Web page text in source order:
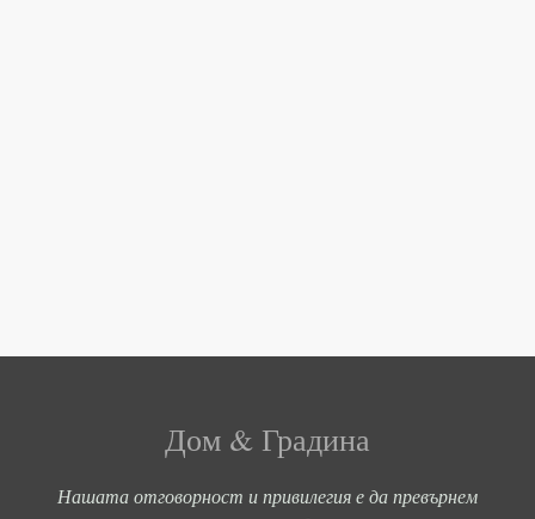
Дом & Градина
Нашата отговорност и привилегия е да превърнем